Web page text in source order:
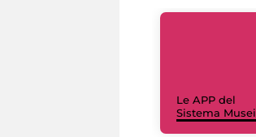
Le APP del
Sistema Musei